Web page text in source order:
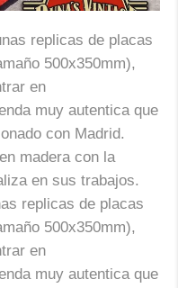
replicas de placas
500x350mm),
en
muy autentica que
con Madrid.
madera con la
en sus trabajos.
replicas de placas
500x350mm),
en
muy autentica que